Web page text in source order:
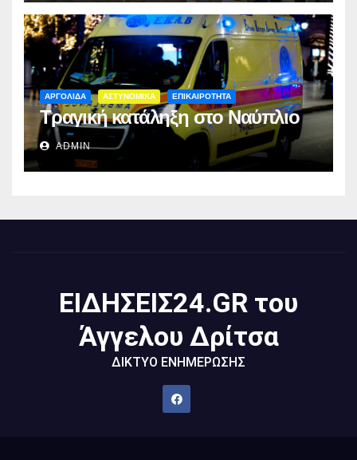
ΑΡΓΟΛΙΔΑ ΑΣΤΥΝΟΜΙΚΑ ΕΠΙΚΑΙΡΟΤΗΤΑ
Τραγική κατάληξη στο Ναύπλιο
ADMIN
ΕΙΔΗΣΕΙΣ24.GR του
Άγγελου Δρίτσα
ΔΙΚΤΥΟ ΕΝΗΜΕΡΩΣΗΣ